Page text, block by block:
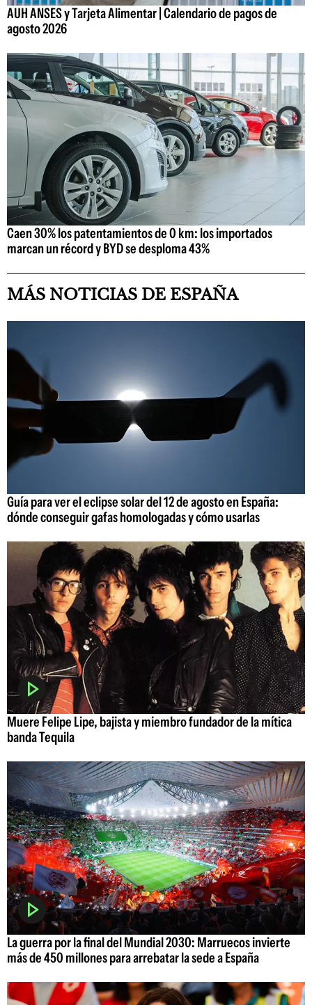
AUH ANSES y Tarjeta Alimentar | Calendario de pagos de
agosto 2026
Caen 30% los patentamientos de 0 km: los importados
marcan un récord y BYD se desploma 43%
MÁS NOTICIAS DE ESPAÑA
Guía para ver el eclipse solar del 12 de agosto en España:
dónde conseguir gafas homologadas y cómo usarlas
Muere Felipe Lipe, bajista y miembro fundador de la mítica
banda Tequila
La guerra por la final del Mundial 2030: Marruecos invierte
más de 450 millones para arrebatar la sede a España